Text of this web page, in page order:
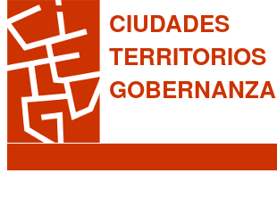
CIUDADES
TERRITORIOS
GOBERNANZA